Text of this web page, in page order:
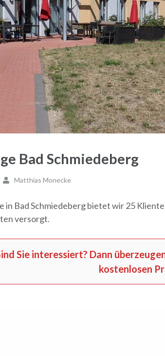
Bad Schmiedeberg
Matthias Monecke
in Bad Schmiedeberg bietet wir 25
versorgt.
Sie interessiert? Dann
kostenlosen